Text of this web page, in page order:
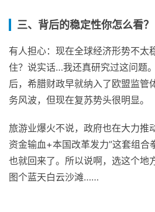
三、背后的稳定性你怎么看？
有人担心：现在全球经济形势不太
住？说实话…我还真研究过这问题
后，希腊财政早就纳入了欧盟监管
务风波，但现在复苏势头很明显。
旅游业爆火不说，政府也在大力推
资金输血+本国改革发力”这套组合
也就回来了。所以说啊，选这个地
图个蓝天白云沙滩……